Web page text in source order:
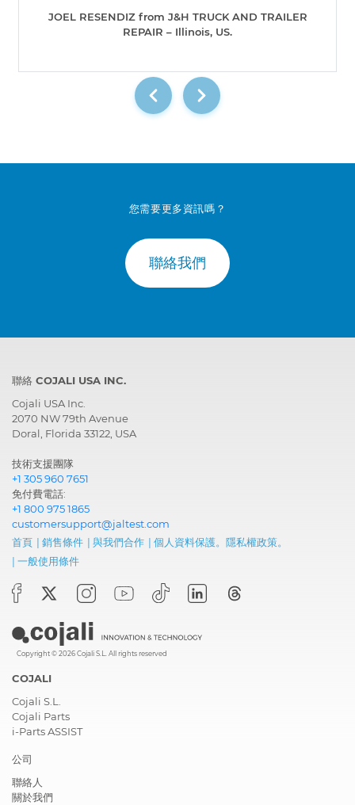
JOEL RESENDIZ from J&H TRUCK AND TRAILER
REPAIR – Illinois, US.
您需要更多資訊嗎？
聯絡我們
聯絡 COJALI USA INC.
Cojali USA Inc.
2070 NW 79th Avenue
Doral, Florida 33122, USA
技術支援團隊
+1 305 960 7651
免付費電話:
+1 800 975 1865
customersupport@jaltest.com
首頁 | 銷售條件 | 與我們合作 | 個人資料保護。隱私權政策。
| 一般使用條件
Copyright © 2026 Cojali S.L. All rights reserved
COJALI
Cojali S.L.
Cojali Parts
i-Parts ASSIST
公司
聯絡人
關於我們